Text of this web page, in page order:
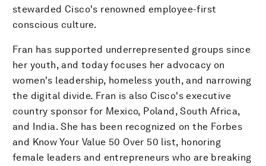
stewarded Cisco's renowned employee-first
conscious culture.
Fran has supported underrepresented groups since
her youth, and today focuses her advocacy on
women's leadership, homeless youth, and narrowing
the digital divide. Fran is also Cisco's executive
country sponsor for Mexico, Poland, South Africa,
and India. She has been recognized on the Forbes
and Know Your Value 50 Over 50 list, honoring
female leaders and entrepreneurs who are breaking